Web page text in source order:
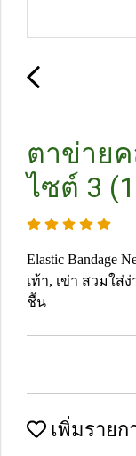
ตาข่ายค
ไซต์ 3
Elastic Bandage
เท้า, เข่า สวมใส่
ชื้น
เพิ่มรายก